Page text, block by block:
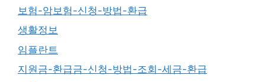
보험-암보험-신청-방법-환급
생활정보
임플란트
지원금-환급금-신청-방법-조회-세금-환급